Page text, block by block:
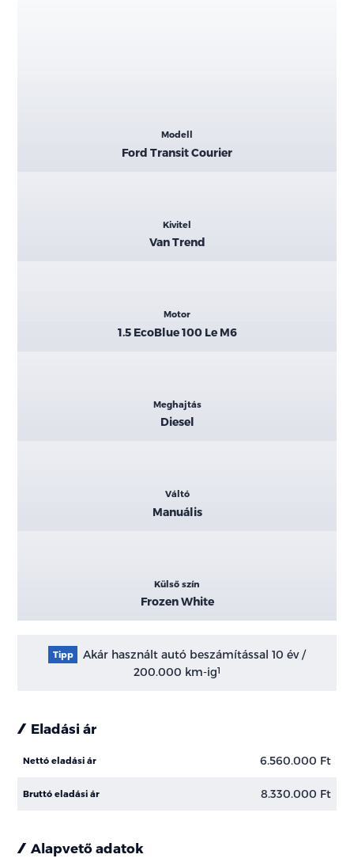
Modell
Ford Transit Courier
Kivitel
Van Trend
Motor
1.5 EcoBlue 100 Le M6
Meghajtás
Diesel
Váltó
Manuális
Külső szín
Frozen White
Tipp
Akár használt autó beszámítással 10 év /
200.000 km-ig1
Eladási ár
Nettó eladási ár 6.560.000 Ft
Bruttó eladási ár 8.330.000 Ft
Alapvető adatok